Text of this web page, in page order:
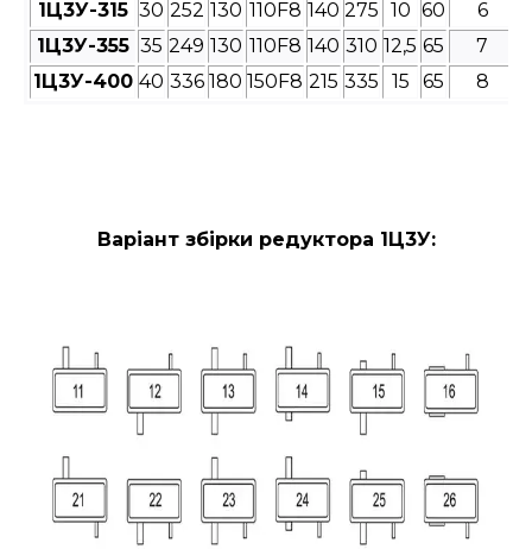
1Ц3У-315 30 252 130 110F8 140 275 10 60
6
1Ц3У-355 35 249 130 110F8 140 310 12,5 65
7
1Ц3У-400 40 336 180 150F8 215 335 15 65 8
Варіант збірки редуктора 1Ц3У: